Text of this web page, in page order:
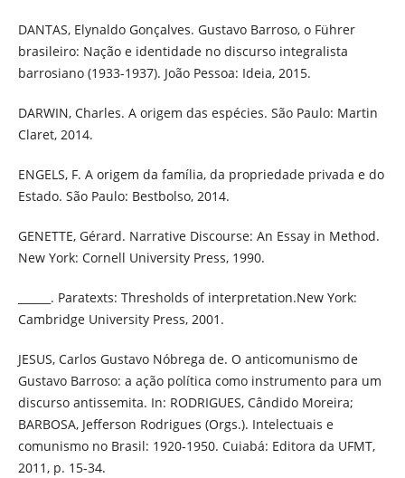
DANTAS, Elynaldo Gonçalves. Gustavo Barroso, o Führer
brasileiro: Nação e identidade no discurso integralista
barrosiano (1933-1937). João Pessoa: Ideia, 2015.
DARWIN, Charles. A origem das espécies. São Paulo: Martin
Claret, 2014.
ENGELS, F. A origem da família, da propriedade privada e do
Estado. São Paulo: Bestbolso, 2014.
GENETTE, Gérard. Narrative Discourse: An Essay in Method.
New York: Cornell University Press, 1990.
______. Paratexts: Thresholds of interpretation.New York:
Cambridge University Press, 2001.
JESUS, Carlos Gustavo Nóbrega de. O anticomunismo de
Gustavo Barroso: a ação política como instrumento para um
discurso antissemita. In: RODRIGUES, Cândido Moreira;
BARBOSA, Jefferson Rodrigues (Orgs.). Intelectuais e
comunismo no Brasil: 1920-1950. Cuiabá: Editora da UFMT,
2011, p. 15-34.